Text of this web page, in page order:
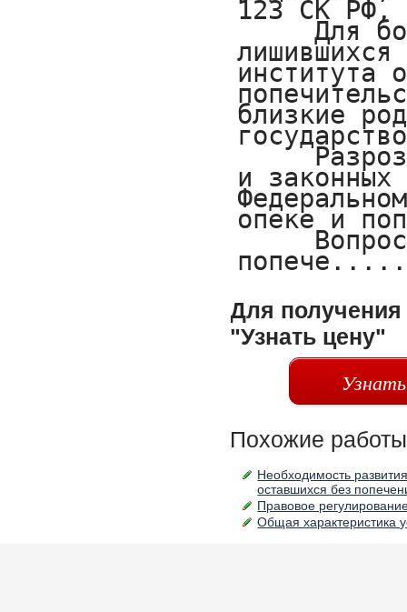
Для
"Узнать цену"
Похожие
Необходимость
оставшихся без
Правовое
Общая характеристика